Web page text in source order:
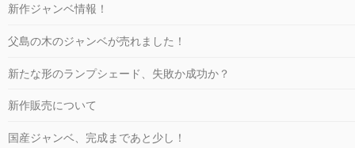
新作ジャンベ情報！
父島の木のジャンベが売れました！
新たな形のランプシェード、失敗か成功か？
新作販売について
国産ジャンベ、完成まであと少し！